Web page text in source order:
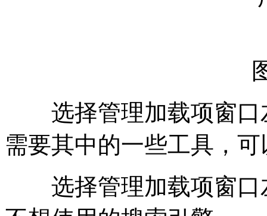
选择管理加载项窗口
需要其中的一些工具，
选择管理加载项窗口